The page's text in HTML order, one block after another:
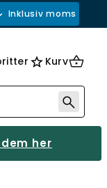
Inklusiv moms
Kurv
her